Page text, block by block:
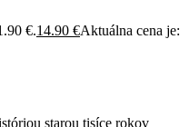
€.14.90 €Aktuálna cena je:
starou tisíce rokov